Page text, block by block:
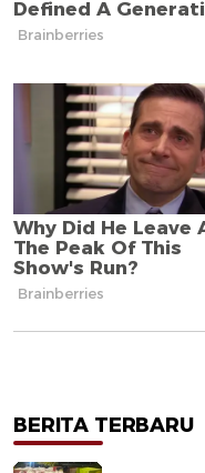
BERITA TERBARU